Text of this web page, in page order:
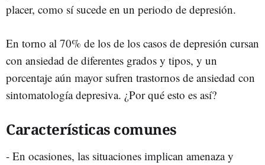
placer, como sí sucede en un periodo de depresión.
En torno al 70% de los de los casos de depresión cursan
con ansiedad de diferentes grados y tipos, y un
porcentaje aún mayor sufren trastornos de ansiedad con
sintomatología depresiva. ¿Por qué esto es así?
Características comunes
- En ocasiones, las situaciones implican amenaza y